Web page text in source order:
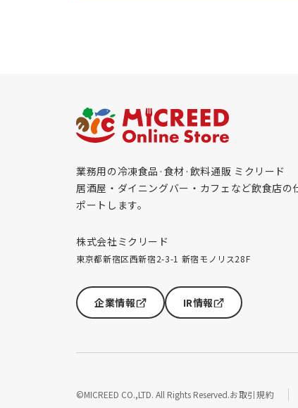
業務用の冷凍食品·食材·飲料通販 ミクリード
居酒屋・ダイニングバー・カフェなど飲食店の
ポートします。
株式会社ミクリード
東京都新宿区西新宿2-3-1 新宿モノリス28F
企業情報 IR情報
©MICREED CO.,LTD. All Rights Reserved.お取引規約